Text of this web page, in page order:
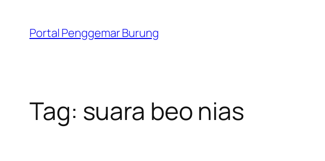
content
Portal Penggemar Burung
Tag: suara beo nias